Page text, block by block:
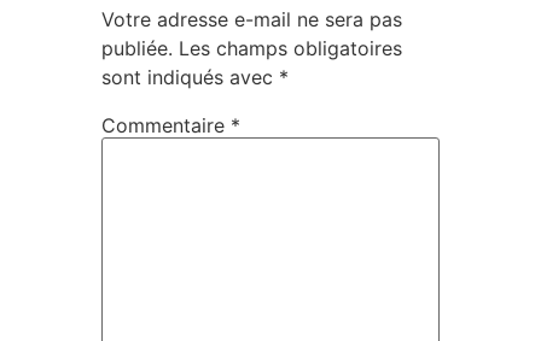
Votre adresse e-mail ne sera pas
publiée. Les champs obligatoires
sont indiqués avec *
Commentaire *